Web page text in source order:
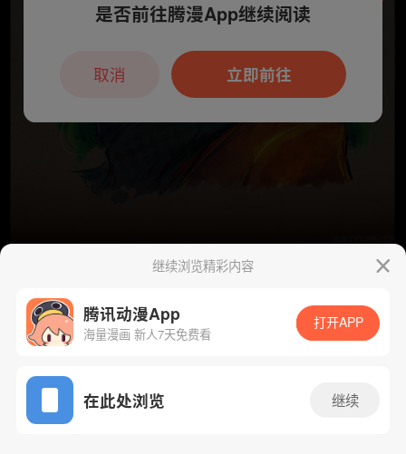
App免费看
下一话 腾漫App免费看
继续浏览精彩内容
腾讯动漫App
海量漫画 新人7天免费看
打开APP
在此处浏览 继续
本章节仅支持App阅读，可打开App新用
户7天免费看
是否前往腾漫App继续阅读
立即前往
取消